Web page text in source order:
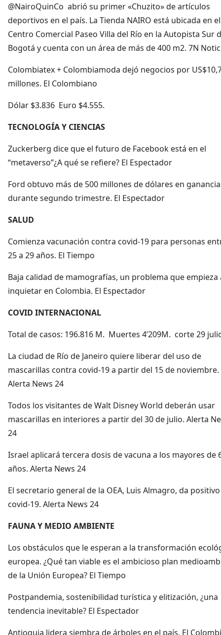
@NairoQuinCo abrió su primer «Chuzito» de artículos
deportivos en el país. La Tienda NAIRO está ubicada en el
Centro Comercial Paseo Villa del Río en la Autopista Sur
Bogotá y cuenta con un área de más de 400 m2. 7N
Colombiatex + Colombiamoda dejó negocios por
millones. El Colombiano
Dólar $3.836 Euro $4.555.
TECNOLOGÍA Y CIENCIAS
Zuckerberg dice que el futuro de Facebook está en el
“metaverso”¿A qué se refiere? El Espectador
Ford obtuvo más de 500 millones de dólares en
durante segundo trimestre. El Espectador
SALUD
Comienza vacunación contra covid-19 para personas
25 a 29 años. El Tiempo
Baja calidad de mamografías, un problema que empieza
inquietar en Colombia. El Espectador
COVID INTERNACIONAL
Total de casos: 196.816 M. Muertes 4’209M. corte 29
La ciudad de Río de Janeiro quiere liberar del uso de
mascarillas contra covid-19 a partir del 15 de noviembre.
Alerta News 24
Todos los visitantes de Walt Disney World deberán usar
mascarillas en interiores a partir del 30 de julio. Alerta
24
Israel aplicará tercera dosis de vacuna a los mayores de
años. Alerta News 24
El secretario general de la OEA, Luis Almagro, da
covid-19. Alerta News 24
FAUNA Y MEDIO AMBIENTE
Los obstáculos que le esperan a la transformación
europea. ¿Qué tan viable es el ambicioso plan
de la Unión Europea? El Tiempo
Postpandemia, sostenibilidad turística y elitización, ¿una
tendencia inevitable? El Espectador
Antioquia lidera siembra de árboles en el país. El